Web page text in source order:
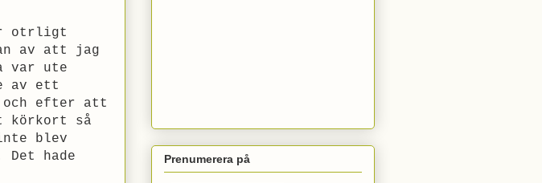
otrligt
av att jag
var ute
av ett
och efter att
körkort så
blev
hade
Prenumerera på